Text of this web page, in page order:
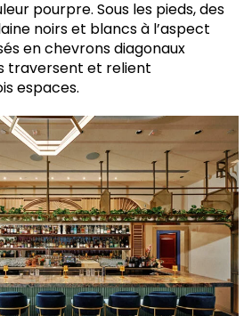
pourpre. Sous les pieds, des
noirs et blancs à l’aspect
en chevrons diagonaux
traversent et relient
espaces.